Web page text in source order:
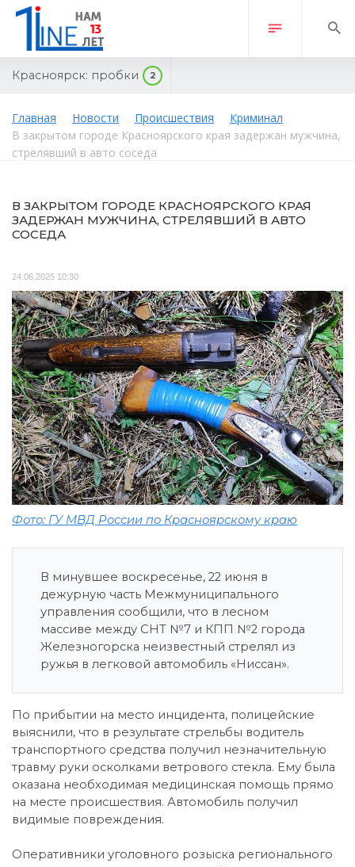
Красноярск: пробки 2
Главная Новости Происшествия
Криминал
В закрытом городе Красноярского края задержан мужчина,
стрелявший в авто соседа
В ЗАКРЫТОМ ГОРОДЕ КРАСНОЯРСКОГО КРАЯ
ЗАДЕРЖАН МУЖЧИНА, СТРЕЛЯВШИЙ В АВТО
СОСЕДА
24.06.2025 10:30
Фото: ГУ МВД России по Красноярскому краю
В минувшее воскресенье, 22 июня в
дежурную часть Межмуниципального
управления сообщили, что в лесном
массиве между СНТ №7 и КПП №2 города
Железногорска неизвестный стрелял из
ружья в легковой автомобиль «Ниссан».
По прибытии на место инцидента, полицейские
выяснили, что в результате стрельбы водитель
транспортного средства получил незначительную
травму руки осколками ветрового стекла. Ему была
оказана необходимая медицинская помощь прямо
на месте происшествия. Автомобиль получил
видимые повреждения.
Оперативники уголовного розыска регионального